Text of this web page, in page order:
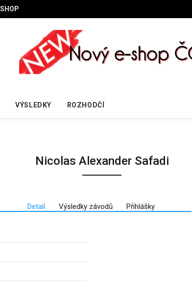
VÝSLEDKY ROZHODČÍ
Nicolas Alexander Safadi
Detail Výsledky závodů Přihlášky